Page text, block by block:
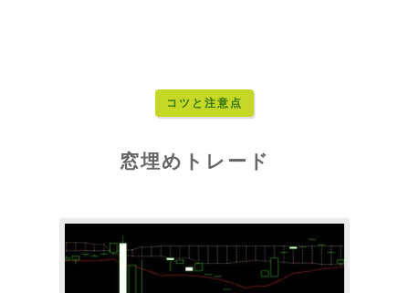
コツと注意点
窓埋めトレード